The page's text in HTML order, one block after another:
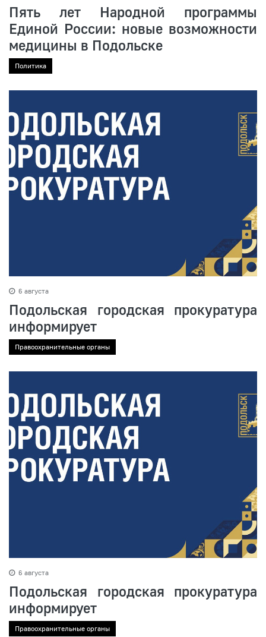
Пять лет Народной программы
Единой России: новые возможности
медицины в Подольске
Политика
6 августа
Подольская городская прокуратура
информирует
Правоохранительные органы
6 августа
Подольская городская прокуратура
информирует
Правоохранительные органы